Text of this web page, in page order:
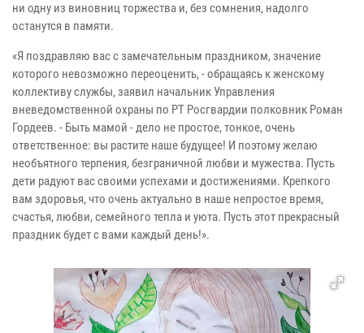
ни одну из виновниц торжества и, без сомнения, надолго
останутся в памяти.
«Я поздравляю вас с замечательным праздником, значение
которого невозможно переоценить, - обращаясь к женскому
коллективу службы, заявил начальник Управления
вневедомственной охраны по РТ Росгвардии полковник Роман
Гордеев. - Быть мамой - дело не простое, тонкое, очень
ответственное: вы растите наше будущее! И поэтому желаю
необъятного терпения, безграничной любви и мужества. Пусть
дети радуют вас своими успехами и достижениями. Крепкого
вам здоровья, что очень актуально в наше непростое время,
счастья, любви, семейного тепла и уюта. Пусть этот прекрасный
праздник будет с вами каждый день!».